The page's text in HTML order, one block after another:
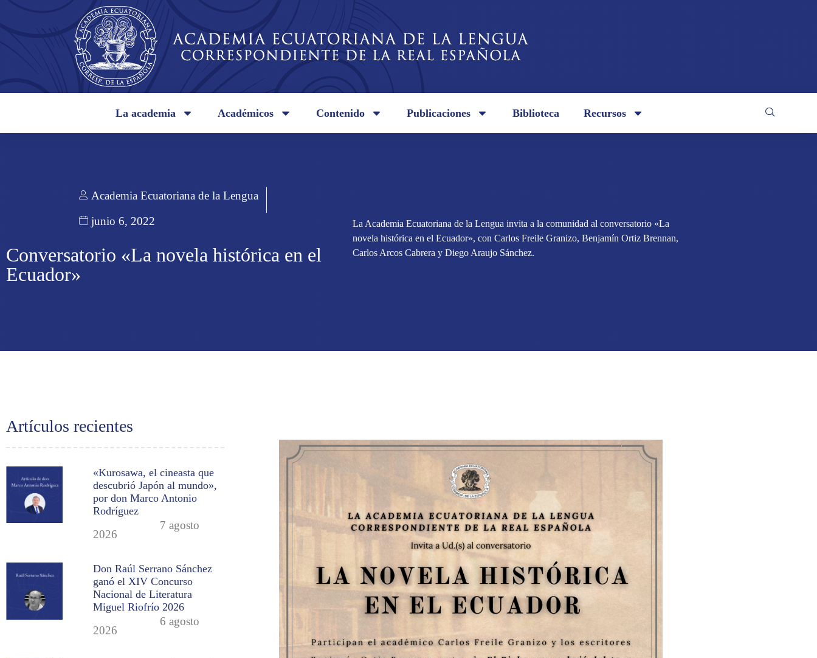
La academia Académicos Contenido Publicaciones Biblioteca Recursos
Academia Ecuatoriana de la Lengua
junio 6, 2022
Conversatorio «La novela histórica en el
Ecuador»
La Academia Ecuatoriana de la Lengua invita a la comunidad al conversatorio «La
novela histórica en el Ecuador», con Carlos Freile Granizo, Benjamín Ortiz Brennan,
Carlos Arcos Cabrera y Diego Araujo Sánchez.
Artículos recientes
«Kurosawa, el cineasta que
descubrió Japón al mundo»,
por don Marco Antonio
Rodríguez
7 agosto
2026
Don Raúl Serrano Sánchez
ganó el XIV Concurso
Nacional de Literatura
Miguel Riofrío 2026
6 agosto
2026